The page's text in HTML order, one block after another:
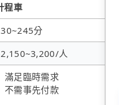
程車
分
人
滿足臨時需求
不需事先付款